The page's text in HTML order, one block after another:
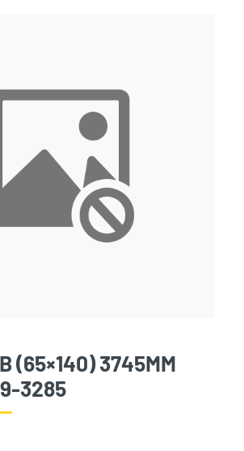
(65×140) 3745MM
3285